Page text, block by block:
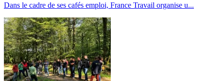
Dans le cadre de ses cafés emploi, France Travail organise u...